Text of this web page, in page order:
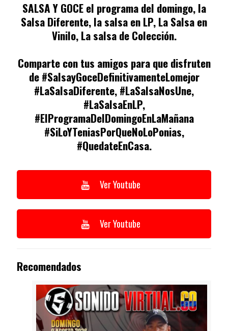
SALSA Y GOCEel programa del domingo, la
Salsa Diferente, la salsa en LP, La Salsa en
Vinilo, La salsa de Colección.
Comparte con tus amigos para que disfruten
de #SalsayGoceDefinitivamenteLomejor
#LaSalsaDiferente, #LaSalsaNosUne,
#LaSalsaEnLP,
#ElProgramaDelDomingoEnLaMañana
#SiLoYTeniasPorQueNoLoPonias,
#QuedateEnCasa.
Ver Youtube
Ver Youtube
Recomendados